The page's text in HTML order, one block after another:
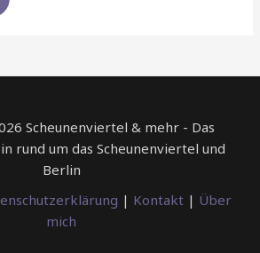
Scheunenviertel & mehr - Das
rund um das Scheunenviertel und
Berlin
| Kontakt | Über
mich